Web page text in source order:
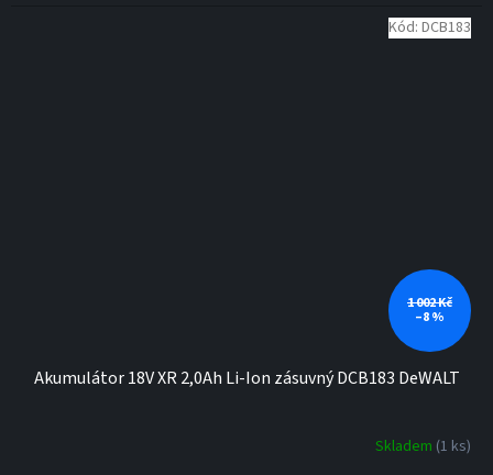
1 002 Kč
–8 %
Akumulátor 18V XR 2,0Ah Li-Ion zásuvný DCB183 DeWALT
Skladem (1 ks)
Kód: DCB183